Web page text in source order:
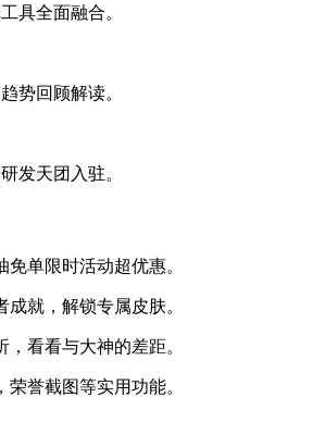
具全面融合。
势回顾解读。
发天团入驻。
单限时活动超优惠。
就，解锁专属皮肤。
看看与大神的差距。
誉截图等实用功能。